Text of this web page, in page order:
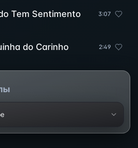
Tem Sentimento 3:07
do Carinho 2:49